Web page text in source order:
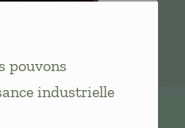
pouvons
industrielle